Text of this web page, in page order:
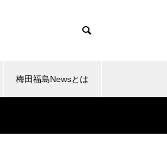
梅田福島Newsとは